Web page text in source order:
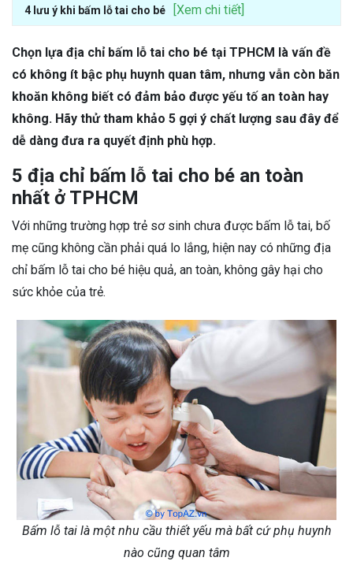
4 lưu ý khi bấm lỗ tai cho bé [Xem chi tiết]
Chọn lựa địa chỉ bấm lỗ tai cho bé tại TPHCM là vấn đề
có không ít bậc phụ huynh quan tâm, nhưng vẫn còn băn
khoăn không biết có đảm bảo được yếu tố an toàn hay
không. Hãy thử tham khảo 5 gợi ý chất lượng sau đây để
dễ dàng đưa ra quyết định phù hợp.
5 địa chỉ bấm lỗ tai cho bé an toàn
nhất ở TPHCM
Với những trường hợp trẻ sơ sinh chưa được bấm lỗ tai, bố
mẹ cũng không cần phải quá lo lắng, hiện nay có những địa
chỉ bấm lỗ tai cho bé hiệu quả, an toàn, không gây hại cho
sức khỏe của trẻ.
Bấm lỗ tai là một nhu cầu thiết yếu mà bất cứ phụ huynh
nào cũng quan tâm